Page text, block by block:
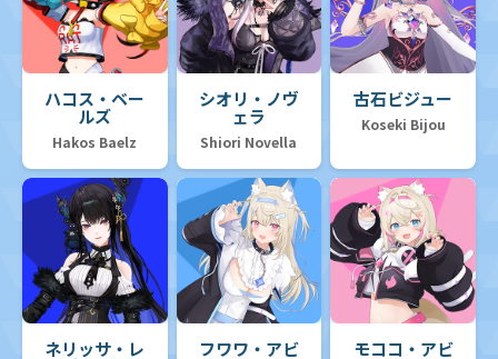
ハコス・ベー
ルズ
Hakos Baelz
シオリ・ノヴ
ェラ
Shiori Novella
古石ビジュー
Koseki Bijou
ネリッサ・レ フワワ・アビ モココ・アビ